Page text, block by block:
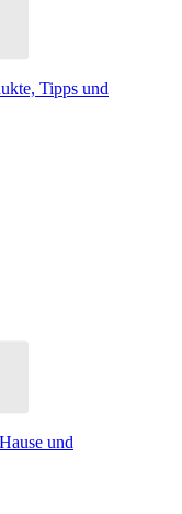
Tipps und
und